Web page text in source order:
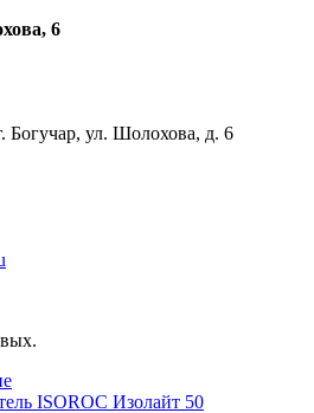
6
Богучар, ул. Шолохова, д. 6
ISOROC Изолайт 50